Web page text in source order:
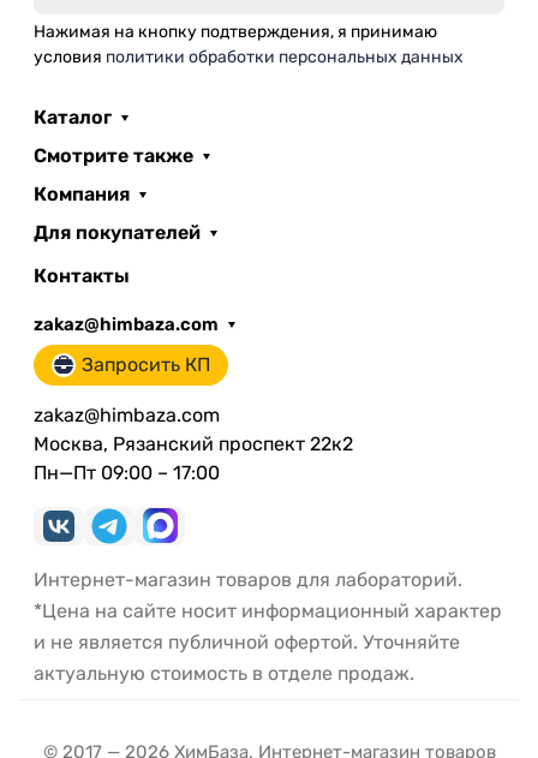
Нажимая на кнопку подтверждения, я принимаю
условия политики обработки персональных данных
Каталог
Смотрите также
Компания
Для покупателей
Контакты
zakaz@himbaza.com
Запросить КП
zakaz@himbaza.com
Москва, Рязанский проспект 22к2
Пн—Пт 09:00 – 17:00
Интернет-магазин товаров для лабораторий.
*Цена на сайте носит информационный характер
и не является публичной офертой. Уточняйте
актуальную стоимость в отделе продаж.
© 2017 — 2026 ХимБаза. Интернет-магазин товаров